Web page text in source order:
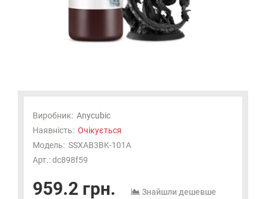
Виробник: Anycubic
Наявність: Очікується
Модель: SSXAB3BK-101A
Арт.: dc898f59
959.2 грн. Знайшли дешевше